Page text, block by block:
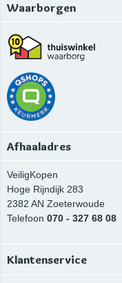
Waarborgen
Afhaaladres
VeiligKopen
Hoge Rijndijk 283
2382 AN Zoeterwoude
Telefoon 070 - 327 68 08
Klantenservice